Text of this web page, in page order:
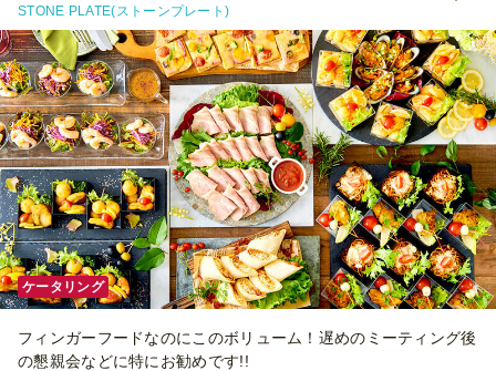
STONE PLATE(ストーンプレート)
ケータリング
フィンガーフードなのにこのボリューム！遅めのミーティング後
の懇親会などに特にお勧めです!!